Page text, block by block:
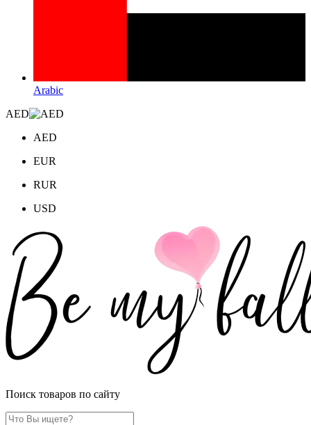
Arabic
AED
AED
EUR
RUR
USD
Поиск товаров по сайту